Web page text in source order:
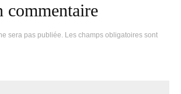
commentaire
sera pas publiée. Les champs obligatoires sont